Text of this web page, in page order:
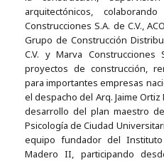
arquitectónicos,
Construcciones S.A. de C.V.,
Grupo de Construcción
C.V. y Marva Construcciones
proyectos de construcción,
para importantes empresas
el despacho del Arq. Jaime
desarrollo del plan maestro
Psicología de Ciudad
equipo fundador del
Madero II, participando